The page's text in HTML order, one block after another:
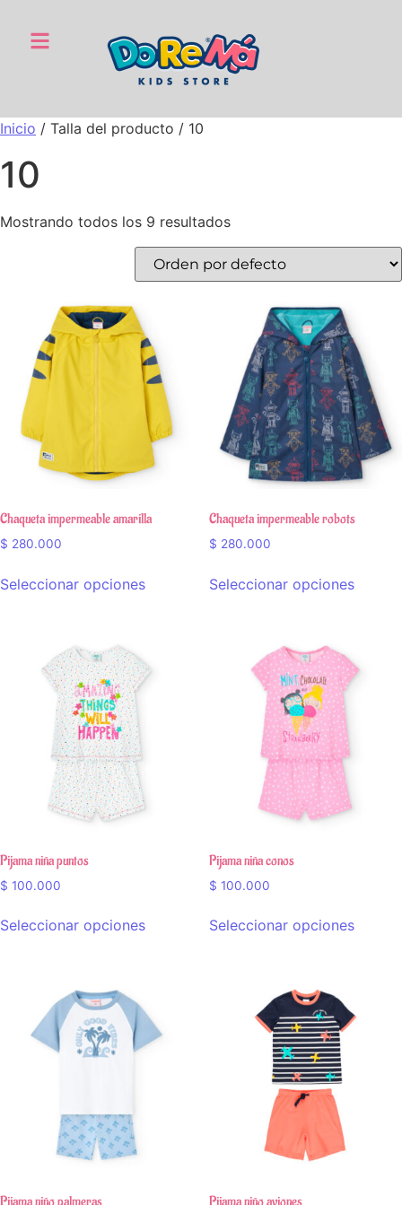
Inicio / Talla del producto / 10
10
Mostrando todos los 9 resultados
Chaqueta impermeable amarilla
$ 280.000
Seleccionar opciones
Chaqueta impermeable robots
$ 280.000
Seleccionar opciones
Pijama niña puntos
$ 100.000
Seleccionar opciones
Pijama niña conos
$ 100.000
Seleccionar opciones